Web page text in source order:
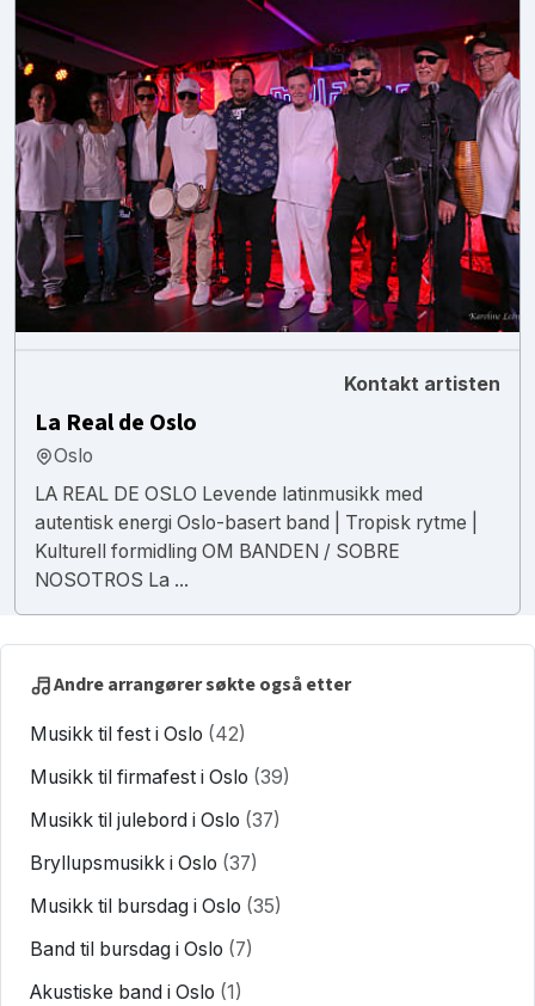
Kontakt artisten
La Real de Oslo
Oslo
LA REAL DE OSLO Levende latinmusikk med
autentisk energi Oslo-basert band | Tropisk rytme |
Kulturell formidling OM BANDEN / SOBRE
NOSOTROS La ...
Andre arrangører søkte også etter
Musikk til fest i Oslo (42)
Musikk til firmafest i Oslo (39)
Musikk til julebord i Oslo (37)
Bryllupsmusikk i Oslo (37)
Musikk til bursdag i Oslo (35)
Band til bursdag i Oslo (7)
Akustiske band i Oslo (1)